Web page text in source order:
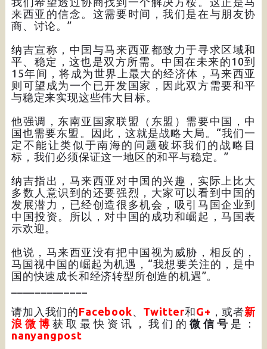
来西亚的信念。这需要时间，我们是在与朋友协
商、讨论。”
纳吉宣称，中国与马来西亚都致力于寻求区域和
平、稳定，这也是双方所需。中国在未来的10到
15年间，将成为世界上最大的经济体，马来西亚
则可望成为一个已开发国家，因此双方需要和平
与稳定来实现这些伟大目标。
他强调，东南亚国家联盟（东盟）需要中国，中
国也需要东盟。因此，这就是战略大局。“我们一
定不能让类似于南海的问题破坏我们的战略目
标，我们必须保证这一地区的和平与稳定。”
纳吉指出，马来西亚对中国的兴趣，实际上比大
多数人意识到的还要强烈，大家可以看到中国的
发展潜力，已经创造很多机会，吸引马国企业到
中国投资。所以，对中国的成功和崛起，马国表
示欢迎。
他说，马来西亚没有把中国视为威胁，相反的，
马国视中国的崛起为机遇，“我想要关注的，是中
国的快速成长和经济转型所创造的机遇”。
请加入我们的Facebook、 Twitter和G+ ，或者新
浪微博 获取最快资讯，我们的微信号 是：
nanyangpost